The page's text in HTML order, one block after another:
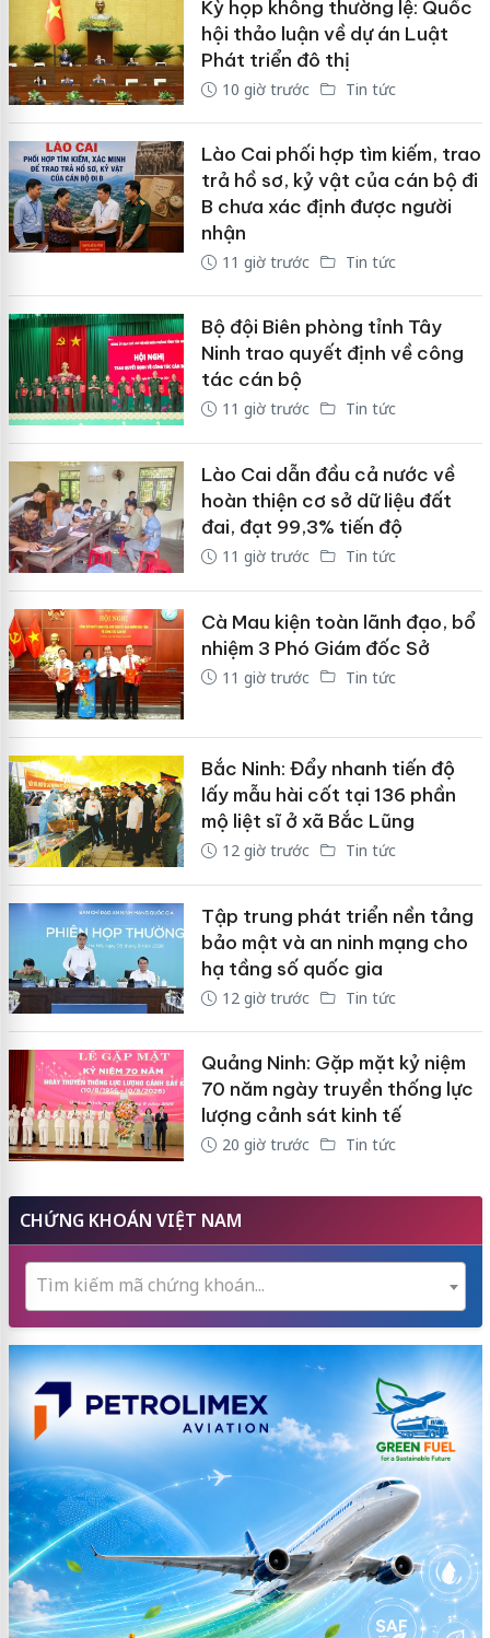
Kỳ họp không thường lệ: Quốc
hội thảo luận về dự án Luật
Phát triển đô thị
10 giờ trước Tin tức
Lào Cai phối hợp tìm kiếm, trao
trả hồ sơ, kỷ vật của cán bộ đi
B chưa xác định được người
nhận
11 giờ trước Tin tức
Bộ đội Biên phòng tỉnh Tây
Ninh trao quyết định về công
tác cán bộ
11 giờ trước Tin tức
Lào Cai dẫn đầu cả nước về
hoàn thiện cơ sở dữ liệu đất
đai, đạt 99,3% tiến độ
11 giờ trước Tin tức
Cà Mau kiện toàn lãnh đạo, bổ
nhiệm 3 Phó Giám đốc Sở
11 giờ trước Tin tức
Bắc Ninh: Đẩy nhanh tiến độ
lấy mẫu hài cốt tại 136 phần
mộ liệt sĩ ở xã Bắc Lũng
12 giờ trước Tin tức
Tập trung phát triển nền tảng
bảo mật và an ninh mạng cho
hạ tầng số quốc gia
12 giờ trước Tin tức
Quảng Ninh: Gặp mặt kỷ niệm
70 năm ngày truyền thống lực
lượng cảnh sát kinh tế
20 giờ trước Tin tức
CHỨNG KHOÁN VIỆT NAM
Tìm kiếm mã chứng khoán...